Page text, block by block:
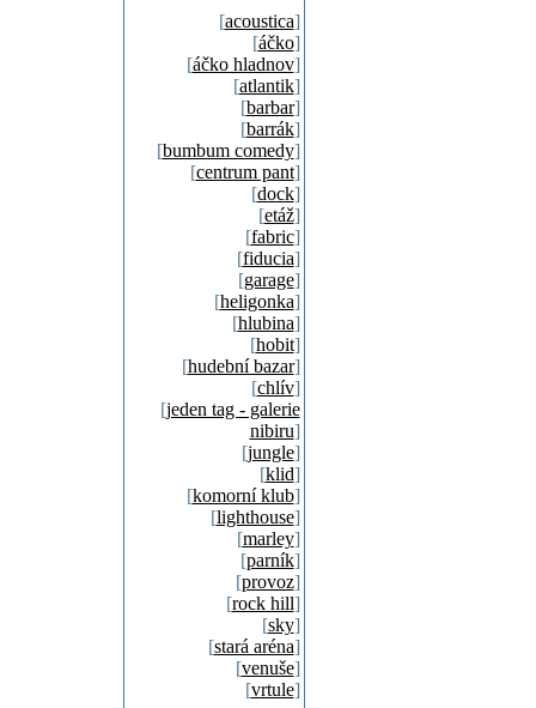
[acoustica]
[áčko]
[áčko hladnov]
[atlantik]
[barbar]
[barrák]
[bumbum comedy]
[centrum pant]
[dock]
[etáž]
[fabric]
[fiducia]
[garage]
[heligonka]
[hlubina]
[hobit]
[hudební bazar]
[chlív]
[jeden tag - galerie
nibiru]
[jungle]
[klid]
[komorní klub]
[lighthouse]
[marley]
[parník]
[provoz]
[rock hill]
[sky]
[stará aréna]
[venuše]
[vrtule]